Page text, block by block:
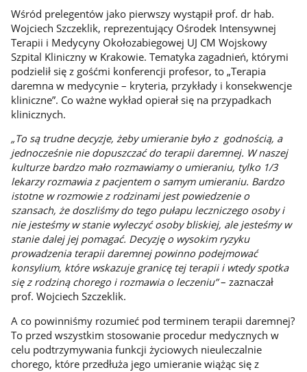
Wśród prelegentów jako pierwszy wystąpił prof. dr hab.
Wojciech Szczeklik, reprezentujący Ośrodek Intensywnej
Terapii i Medycyny Okołozabiegowej UJ CM Wojskowy
Szpital Kliniczny w Krakowie. Tematyka zagadnień, którymi
podzielił się z gośćmi konferencji profesor, to „Terapia
daremna w medycynie – kryteria, przykłady i konsekwencje
kliniczne”. Co ważne wykład opierał się na przypadkach
klinicznych.
„To są trudne decyzje, żeby umieranie było z godnością, a
jednocześnie nie dopuszczać do terapii daremnej. W naszej
kulturze bardzo mało rozmawiamy o umieraniu, tylko 1/3
lekarzy rozmawia z pacjentem o samym umieraniu. Bardzo
istotne w rozmowie z rodzinami jest powiedzenie o
szansach, że doszliśmy do tego pułapu leczniczego osoby i
nie jesteśmy w stanie wyleczyć osoby bliskiej, ale jesteśmy w
stanie dalej jej pomagać. Decyzję o wysokim ryzyku
prowadzenia terapii daremnej powinno podejmować
konsylium, które wskazuje granicę tej terapii i wtedy spotka
się z rodziną chorego i rozmawia o leczeniu”– zaznaczał
prof. Wojciech Szczeklik.
A co powinniśmy rozumieć pod terminem terapii daremnej?
To przed wszystkim stosowanie procedur medycznych w
celu podtrzymywania funkcji życiowych nieuleczalnie
chorego, które przedłuża jego umieranie wiążąc się z